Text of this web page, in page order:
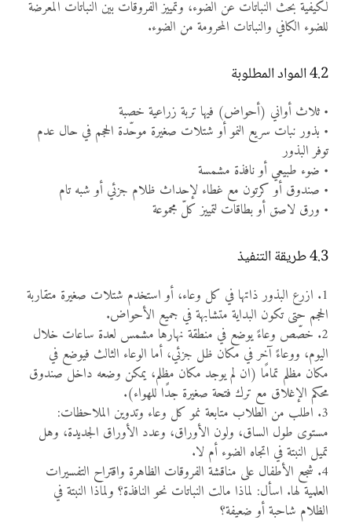
لكيفية بحث النباتات عن الضوء، وتمييز الفروقات بين النباتات المعرضة
للضوء الكافي والنباتات المحرومة من الضوء.
4.2 المواد المطلوبة
• ثلاث أواني (أحواض) فيها تربة زراعية خصبة
• بذور نبات سريع النمو أو شتلات صغيرة موحّدة الحجم في حال عدم
توفر البذور
• ضوء طبيعي أو نافذة مشمسة
• صندوق أو كرتون مع غطاء لإحداث ظلام جزئي أو شبه تام
• ورق لاصق أو بطاقات لتمييز كلّ مجموعة
4.3 طريقة التنفيذ
1. ازرع البذور ذاتها في كل وعاء، أو استخدم شتلات صغيرة متقاربة
الحجم حتى تكون البداية متشابهة في جميع الأحواض.
2. خصّص وعاءً يوضع في منطقة نهارها مشمس لعدة ساعات خلال
اليوم، ووعاءً آخر في مكان ظل جزئي، أما الوعاء الثالث فيوضع في
مكان مظلم تمامًا (ان لم يوجد مكان مظلم، يمكن وضعه داخل صندوق
محكم الإغلاق مع ترك فتحة صغيرة جدًا للهواء).
3. اطلب من الطلاب متابعة نمو كل وعاء وتدوين الملاحظات:
مستوى طول الساق، ولون الأوراق، وعدد الأوراق الجديدة، وهل
تميل النبتة في اتجاه الضوء أم لا.
4. شجع الأطفال على مناقشة الفروقات الظاهرة واقتراح التفسيرات
العلمية لها. اسأل: لماذا مالت النباتات نحو النافذة؟ ولماذا النبتة في
الظلام شاحبة أو ضعيفة؟